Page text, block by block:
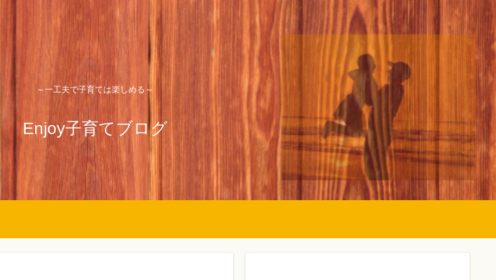
～一工夫で子育ては楽しめる～
Enjoy子育てブログ